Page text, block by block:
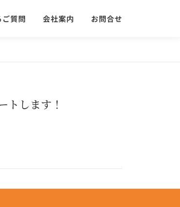
質問 会社案内 お問合せ
トします！